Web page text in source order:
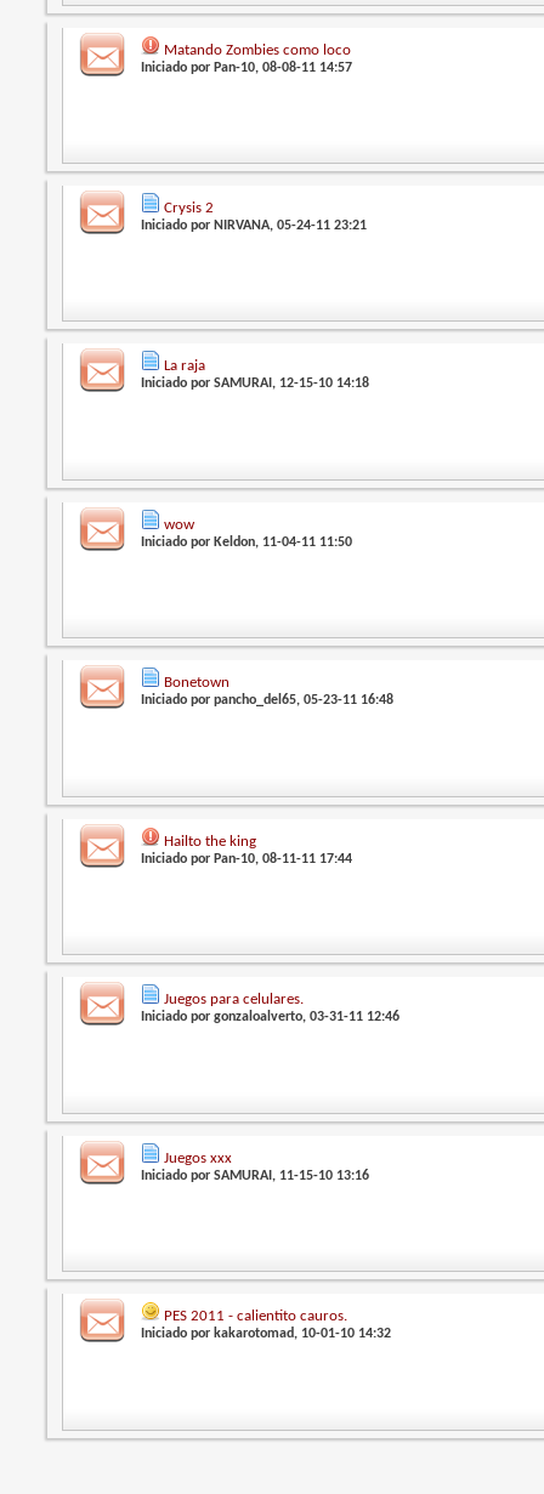
Matando Zombies como loco
Iniciado por Pan-10, 08-08-11 14:57
Crysis 2
Iniciado por NIRVANA, 05-24-11 23:21
La raja
Iniciado porSAMURAI, 12-15-10 14:18
wow
Iniciado por Keldon, 11-04-11 11:50
Bonetown
Iniciado porpancho_del65, 05-23-11 16:48
Hailto the king
Iniciado por Pan-10, 08-11-11 17:44
Juegos para celulares.
Iniciado porgonzaloalverto, 03-31-11 12:46
Juegos xxx
Iniciado porSAMURAI, 11-15-10 13:16
PES 2011 - calientito cauros.
Iniciado por kakarotomad, 10-01-10 14:32